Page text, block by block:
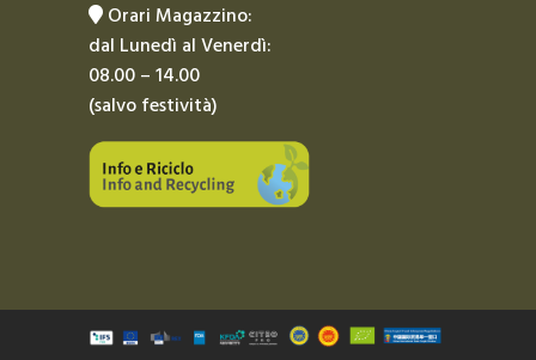
Orari Magazzino:
dal Lunedì al Venerdì:
08.00 – 14.00
(salvo festività)